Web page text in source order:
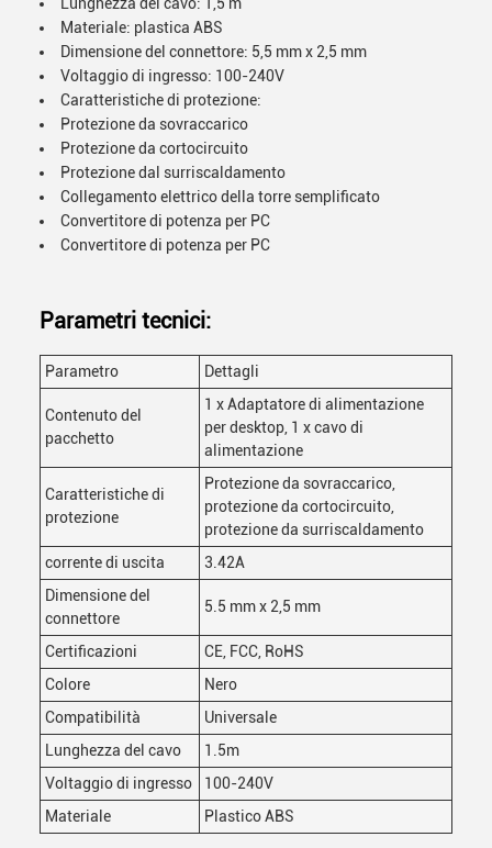
Materiale: plastica ABS
Dimensione del connettore: 5,5 mm x 2,5 mm
Voltaggio di ingresso: 100-240V
Caratteristiche di protezione:
Protezione da sovraccarico
Protezione da cortocircuito
Protezione dal surriscaldamento
Collegamento elettrico della torre semplificato
Convertitore di potenza per PC
Convertitore di potenza per PC
Parametri tecnici:
Parametro Dettagli
Contenuto del
pacchetto
1 x Adaptatore di alimentazione
per desktop, 1 x cavo di
alimentazione
Caratteristiche di
protezione
Protezione da sovraccarico,
protezione da cortocircuito,
protezione da surriscaldamento
corrente di uscita
3.42A
Dimensione del
connettore
5.5 mm x 2,5 mm
Certificazioni
CE, FCC, RoHS
Colore
Nero
Compatibilità
Universale
Lunghezza del cavo
1.5m
Voltaggio di ingresso
100-240V
Materiale
Plastico ABS